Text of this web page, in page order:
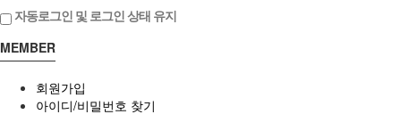
자동로그인 및 로그인 상태 유지
MEMBER
회원가입
아이디/비밀번호 찾기